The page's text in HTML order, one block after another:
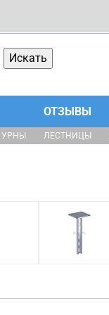
ОТЗЫВЫ
УРНЫ ЛЕСТНИЦЫ